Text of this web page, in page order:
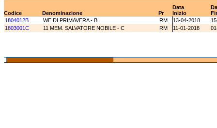
Data
Codice
Denominazione Pr Inizio
1804012B
WE DI PRIMAVERA - B RM 13-04-2018
1803001C
11 MEM. SALVATORE NOBILE - C RM 11-01-2018